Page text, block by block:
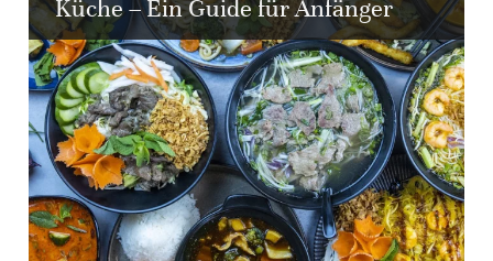
Küche – Ein Guide für Anfänger